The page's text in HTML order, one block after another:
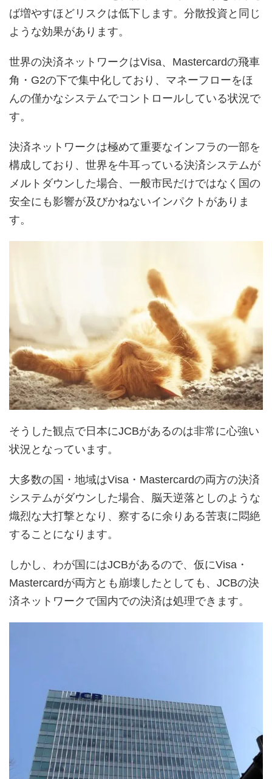
ば増やすほどリスクは低下します。分散投資と同じ
ような効果があります。
世界の決済ネットワークはVisa、Mastercardの飛車
角・G2の下で集中化しており、マネーフローをほ
んの僅かなシステムでコントロールしている状況で
す。
決済ネットワークは極めて重要なインフラの一部を
構成しており、世界を牛耳っている決済システムが
メルトダウンした場合、一般市民だけではなく国の
安全にも影響が及びかねないインパクトがありま
す。
そうした観点で日本にJCBがあるのは非常に心強い
状況となっています。
大多数の国・地域はVisa・Mastercardの両方の決済
システムがダウンした場合、脳天逆落としのような
熾烈な大打撃となり、察するに余りある苦衷に悶絶
することになります。
しかし、わが国にはJCBがあるので、仮にVisa・
Mastercardが両方とも崩壊したとしても、JCBの決
済ネットワークで国内での決済は処理できます。